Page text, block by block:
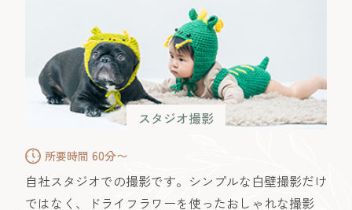
スタジオ撮影
所要時間 60分〜
自社スタジオでの撮影です。シンプルな白壁撮影だけ
ではなく、ドライフラワーを使ったおしゃれな撮影